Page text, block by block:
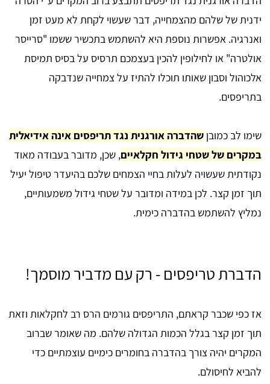
ידנית של שלהם מהצמחייה, דבר שעשוי לקחת לא מעט זמן
ואנרגיה. אפשרות נוספת היא להשתמש בתכשיר ששמו "סרייסר
אולטרה" או לחילופין להכין בעצמכם תרסיס על בסיס תמיסת
אלכוהול וסבון שאותו תוכלו להתיז על צמחייה שנדבקה
בתריפסים.
שימו לב כמובן שהדברה אורגנית נגד תריפסים אינה אידיאלית
במקרים של שטחי גידול חקלאיים, שכן, מדובר בעבודה מאוד
נקודתית שעשויה לעלות בחיי הצמחים שלכם בהיעדר טיפול יעיל
תוך זמן קצר. לכן במידה ומדובר על שטחי גידול משמעותיים,
נמליץ להשתמש בהדברה כימית.
הדברת טריפסים - רק עם מדביר מוסמך!
אז כפי שכבר קראתם, התריפסים גורמים הרס רב לחקלאות וזאת
תוך זמן קצר בגלל הכמות הגדולה שלהם. מה שאומר שברוב
המקרים יהיה צורך בהדברה בחומרים כימיים עוצמתיים כדי
להביא לחיסולם.